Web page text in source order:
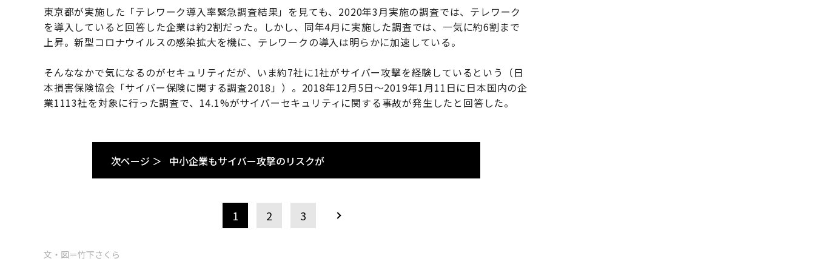
東京都が実施した「テレワーク導入率緊急調査結果」を見ても、2020年3月実施の調査では、テレワーク
を導入していると回答した企業は約2割だった。しかし、同年4月に実施した調査では、一気に約6割まで
上昇。新型コロナウイルスの感染拡大を機に、テレワークの導入は明らかに加速している。
そんななかで気になるのがセキュリティだが、いま約7社に1社がサイバー攻撃を経験しているという（日
本損害保険協会「サイバー保険に関する調査2018」）。2018年12月5日～2019年1月11日に日本国内の企
業1113社を対象に行った調査で、14.1%がサイバーセキュリティに関する事故が発生したと回答した。
次ページ ＞ 中小企業もサイバー攻撃のリスクが
1 2 3
文・図＝竹下さくら